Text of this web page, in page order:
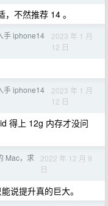
不然推荐 14 。
手 iphone14
2023 年 1 月
12 日
手 iphone14
2023 年 1 月
12 日
得上 12g 内存才没问
Mac，求
2022 年 12 月 9
日
说提升真的巨大。